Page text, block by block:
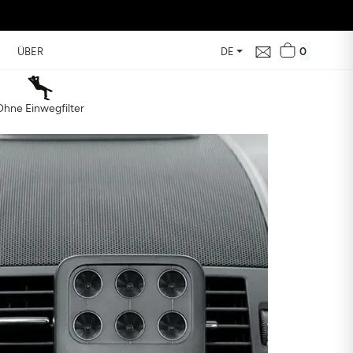
ÜBER DE 0
Einwegfilter
in Ihrer Nähe
ihre Auswirkung auf